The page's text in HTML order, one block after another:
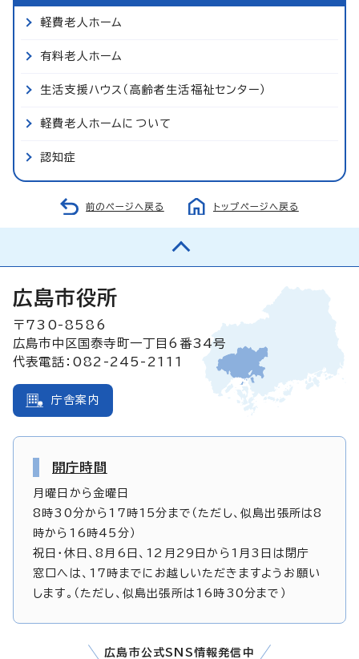
軽費老人ホーム
有料老人ホーム
生活支援ハウス（高齢者生活福祉センター）
軽費老人ホームについて
認知症
前のページへ戻る トップページへ戻る
広島市役所
〒730-8586
広島市中区国泰寺町一丁目6番34号
代表電話：082-245-2111
庁舎案内
開庁時間
月曜日から金曜日
8時30分から17時15分まで（ただし、似島出張所は8
時から16時45分）
祝日・休日、8月6日、12月29日から1月3日は閉庁
窓口へは、17時までにお越しいただきますようお願い
します。（ただし、似島出張所は16時30分まで）
広島市公式SNS情報発信中